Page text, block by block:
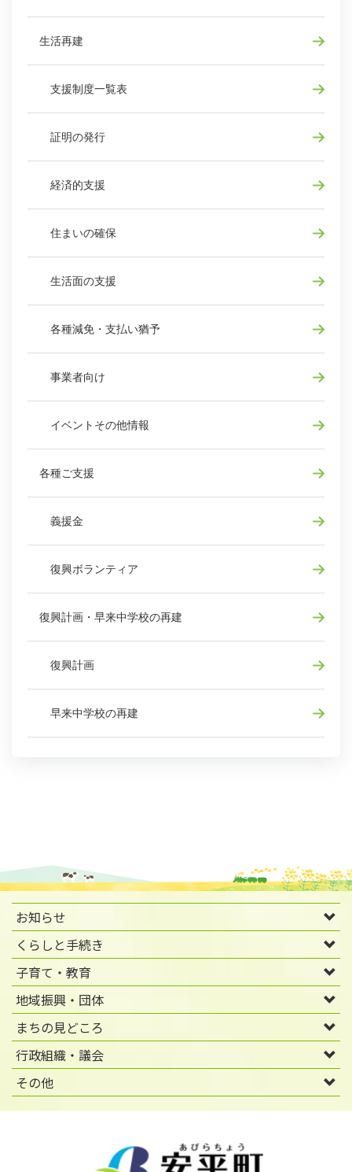
生活再建
支援制度一覧表
証明の発行
経済的支援
住まいの確保
生活面の支援
各種減免・支払い猶予
事業者向け
イベントその他情報
各種ご支援
義援金
復興ボランティア
復興計画・早来中学校の再建
復興計画
早来中学校の再建
お知らせ
くらしと手続き
子育て・教育
地域振興・団体
まちの見どころ
行政組織・議会
その他